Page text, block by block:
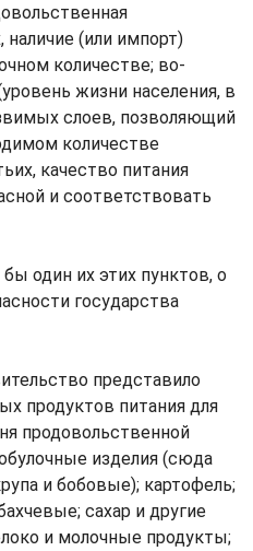
(или импорт)
количестве; во-
жизни населения, в
слоев, позволяющий
количестве
качество питания
и соответствовать
один их этих пунктов, о
государства
представило
продуктов питания для
продовольственной
изделия (сюда
и бобовые); картофель;
сахар и другие
и молочные продукты;